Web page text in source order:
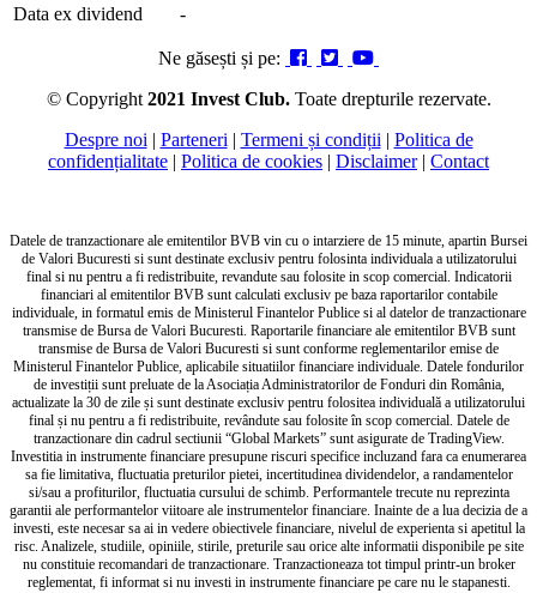
Data ex dividend
-
Ne găsești și pe:
© Copyright 2021 Invest Club. Toate drepturile rezervate.
Despre noi | Parteneri | Termeni și condiții | Politica de
confidențialitate | Politica de cookies | Disclaimer| Contact
Datele de tranzactionare ale emitentilor BVB vin cu o intarziere de 15 minute, apartin Bursei
de Valori Bucuresti si sunt destinate exclusiv pentru folosinta individuala a utilizatorului
final si nu pentru a fi redistribuite, revandute sau folosite in scop comercial. Indicatorii
financiari al emitentilor BVB sunt calculati exclusiv pe baza raportarilor contabile
individuale, in formatul emis de Ministerul Finantelor Publice si al datelor de tranzactionare
transmise de Bursa de Valori Bucuresti. Raportarile financiare ale emitentilor BVB sunt
transmise de Bursa de Valori Bucuresti si sunt conforme reglementarilor emise de
Ministerul Finantelor Publice, aplicabile situatiilor financiare individuale. Datele fondurilor
de investiții sunt preluate de la Asociația Administratorilor de Fonduri din România,
actualizate la 30 de zile și sunt destinate exclusiv pentru folositea individuală a utilizatorului
final și nu pentru a fi redistribuite, revândute sau folosite în scop comercial. Datele de
tranzactionare din cadrul sectiunii “Global Markets” sunt asigurate de TradingView.
Investitia in instrumente financiare presupune riscuri specifice incluzand fara ca enumerarea
sa fie limitativa, fluctuatia preturilor pietei, incertitudinea dividendelor, a randamentelor
si/sau a profiturilor, fluctuatia cursului de schimb. Performantele trecute nu reprezinta
garantii ale performantelor viitoare ale instrumentelor financiare. Inainte de a lua decizia de a
investi, este necesar sa ai in vedere obiectivele financiare, nivelul de experienta si apetitul la
risc. Analizele, studiile, opiniile, stirile, preturile sau orice alte informatii disponibile pe site
nu constituie recomandari de tranzactionare. Tranzactioneaza tot timpul printr-un broker
reglementat, fi informat si nu investi in instrumente financiare pe care nu le stapanesti.